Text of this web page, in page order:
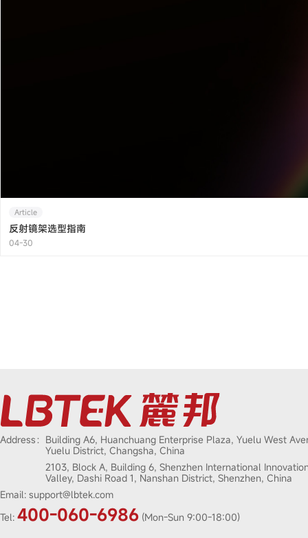
Article
反射镜架选型指南
04-30
Address： Building A6, Huanchuang Enterprise Plaza, Yuelu West
Yuelu District, Changsha, China
2103, Block A, Building 6, Shenzhen International
Valley, Dashi Road 1, Nanshan District, Shenzhen, China
Email: support@lbtek.com
Tel: 400-060-6986 (Mon-Sun 9:00-18:00)